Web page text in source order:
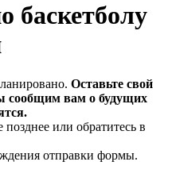
баскетболу
Оставьте свой
сообщим вам о будущих
или обратитесь в
отправки формы.